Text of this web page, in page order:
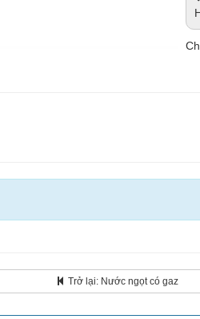
Trở lại: Nước ngọt có gaz